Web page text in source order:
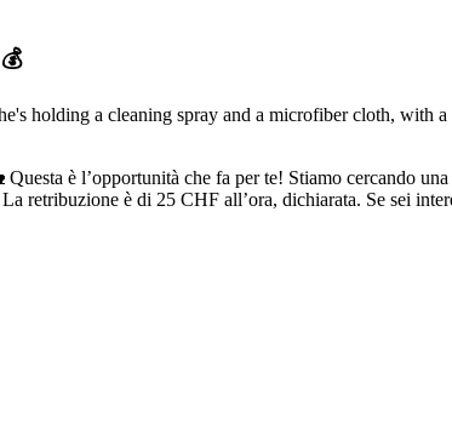
è l’opportunità che fa per te! Stiamo cercando
retribuzione è di 25 CHF all’ora, dichiarata. Se sei